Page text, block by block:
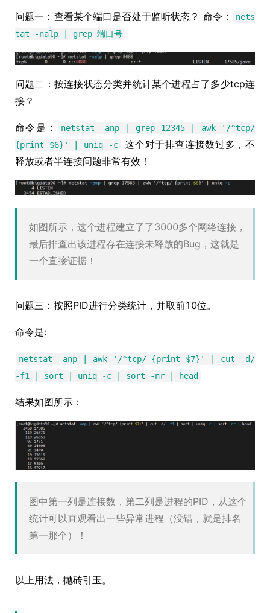
问题一：查看某个端口是否处于监听状态？ 命令：
nets
tat -nalp | grep 端口号
问题二：按连接状态分类并统计某个进程占了多少tcp连
接？
命令是：
netstat -anp | grep 12345 | awk '/^tcp/
{print $6}' | uniq -c
这个对于排查连接数过多，不
释放或者半连接问题非常有效！
如图所示，这个进程建立了了3000多个网络连接，
最后排查出该进程存在连接未释放的Bug，这就是
一个直接证据！
问题三：按照PID进行分类统计，并取前10位。
命令是:
netstat -anp | awk '/^tcp/ {print $7}' | cut -d/
-f1 | sort | uniq -c | sort -nr | head
结果如图所示：
图中第一列是连接数，第二列是进程的PID，从这个
统计可以直观看出一些异常进程（没错，就是排名
第一那个）！
以上用法，抛砖引玉。